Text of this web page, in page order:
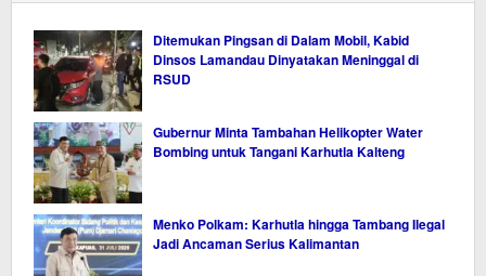
Ditemukan Pingsan di Dalam Mobil, Kabid
Dinsos Lamandau Dinyatakan Meninggal di
RSUD
Gubernur Minta Tambahan Helikopter Water
Bombing untuk Tangani Karhutla Kalteng
Menko Polkam: Karhutla hingga Tambang Ilegal
Jadi Ancaman Serius Kalimantan